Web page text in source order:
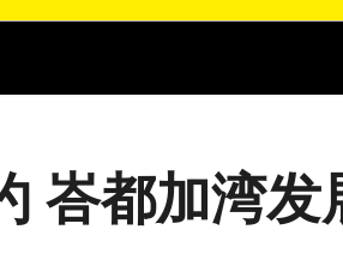
峇都加湾